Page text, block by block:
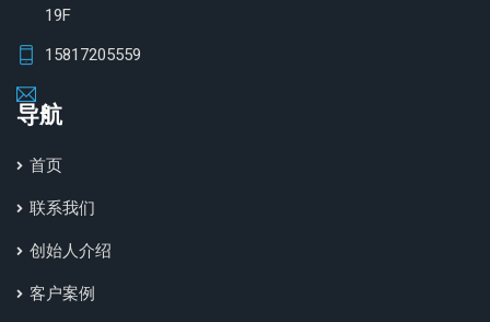
19F
15817205559
导航
首页
联系我们
创始人介绍
客户案例